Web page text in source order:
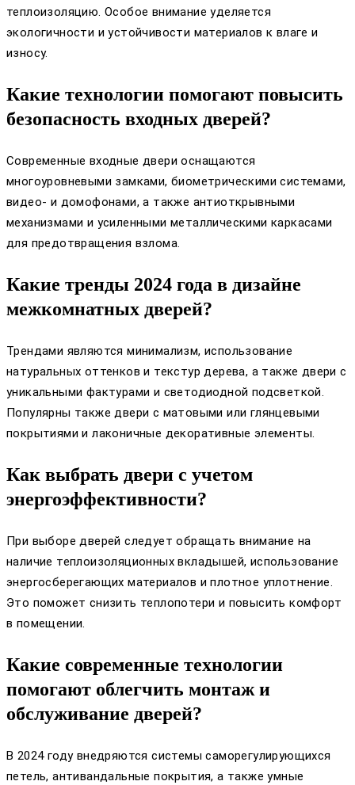
теплоизоляцию. Особое внимание уделяется
экологичности и устойчивости материалов к влаге и
износу.
Какие технологии помогают повысить
безопасность входных дверей?
Современные входные двери оснащаются
многоуровневыми замками, биометрическими системами,
видео- и домофонами, а также антиоткрывными
механизмами и усиленными металлическими каркасами
для предотвращения взлома.
Какие тренды 2024 года в дизайне
межкомнатных дверей?
Трендами являются минимализм, использование
натуральных оттенков и текстур дерева, а также двери с
уникальными фактурами и светодиодной подсветкой.
Популярны также двери с матовыми или глянцевыми
покрытиями и лаконичные декоративные элементы.
Как выбрать двери с учетом
энергоэффективности?
При выборе дверей следует обращать внимание на
наличие теплоизоляционных вкладышей, использование
энергосберегающих материалов и плотное уплотнение.
Это поможет снизить теплопотери и повысить комфорт
в помещении.
Какие современные технологии
помогают облегчить монтаж и
обслуживание дверей?
В 2024 году внедряются системы саморегулирующихся
петель, антивандальные покрытия, а также умные